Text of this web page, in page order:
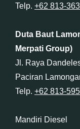
Telp. +62 813-
Duta Baut
Merpati Group)
Jl. Raya
Paciran
Telp. +62 813-
Mandiri Diesel